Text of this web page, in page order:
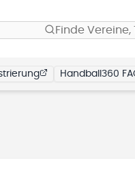
Finde Vereine,
Handball360